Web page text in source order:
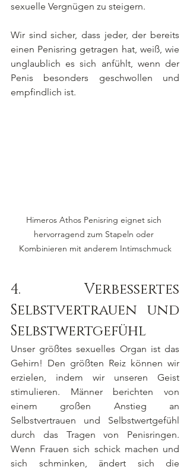
sexuelle Vergnügen zu steigern.
Wir sind sicher, dass jeder, der bereits
einen Penisring getragen hat, weiß, wie
unglaublich es sich anfühlt, wenn der
Penis besonders geschwollen und
empfindlich ist.
Himeros Athos Penisring eignet sich
hervorragend zum Stapeln oder
Kombinieren mit anderem Intimschmuck
4.		Verbessertes
Selbstvertrauen und
Selbstwertgefühl
Unser größtes sexuelles Organ ist das
Gehirn! Den größten Reiz können wir
erzielen, indem wir unseren Geist
stimulieren. Männer berichten von
einem großen Anstieg an
Selbstvertrauen und Selbstwertgefühl
durch das Tragen von Penisringen.
Wenn Frauen sich schick machen und
sich schminken, ändert sich die